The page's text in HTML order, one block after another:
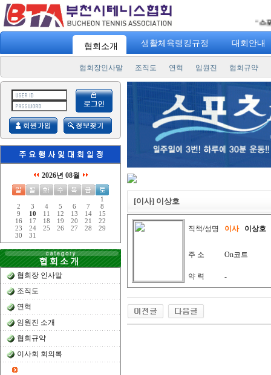
스포츠
협회소개 생활체육랭킹규정 대회안내
협회장인사말 조직도 연혁 임원진 협회규약
2026년 08월
1
2
3 4 5 6 7
8
9
10 11 12 13 14
15
16
17 18 19 20 21
22
23
24 25 26 27 28
29
30
31
협회장 인사말
조직도
연혁
임원진 소개
협회규약
이사회 회의록
[이사] 이상호
직책/성명 이사 이상호
주 소 On코트
약 력 -